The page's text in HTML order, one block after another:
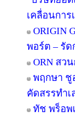
เคลื่อนกา
ORIGIN
พอร์ต – รั
ORN สว
พฤกษา ชู
คัดสรรทำ
ทัช พร็อพ